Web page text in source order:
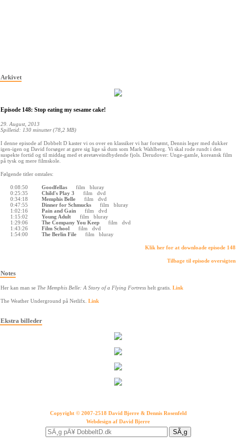
Arkivet
Episode 148: Stop eating my sesame cake!
29. August, 2013
Spilletid: 130 minutter (78,2 MB)
I denne episode af Dobbelt D kaster vi os over en klassiker vi har forsømt, Dennis leger med dukker
igen-igen og David forsøger at gøre sig lige så dum som Mark Wahlberg. Vi skal rode rundt i den
suspekte fortid og til middag med et øretæveindbydende fjols. Derudover: Unge-gamle, koreansk film
på tysk og mere filmskole.
Følgende titler omtales:
0:08:50 Goodfellas film
bluray
0:25:35
Child's Play 3 film
dvd
0:34:18
Memphis Belle film
dvd
0:47:55
Dinner for Schmucks film
bluray
1:02:16
Pain and Gain film
dvd
1:15:02
Young Adult film
bluray
1:29:06
The Company You Keep film
dvd
1:43:26
Film School film
dvd
1:54:00
The Berlin File film bluray
Klik her for at downloade episode 148
Tilbage til episode oversigten
Notes
Her kan man se The Memphis Belle: A Story of a Flying Fortress helt gratis. Link
The Weather Underground på Netlifx. Link
Ekstra billeder
Copyright © 2007-2518 David Bjerre & Dennis Rosenfeld
Webdesign af David Bjerre
SÃ¸g